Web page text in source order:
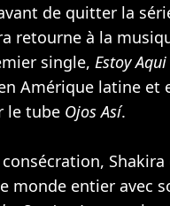
de quitter la
retourne à la
single, Estoy Aqui
Amérique latine et
le tube Ojos Así.
Shakira
monde entier avec